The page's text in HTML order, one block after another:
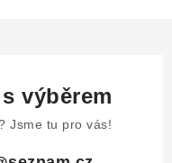
výběrem
Jsme tu pro vás!